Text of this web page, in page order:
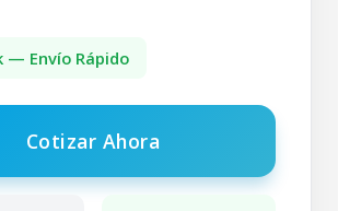
— Envío Rápido
Cotizar Ahora